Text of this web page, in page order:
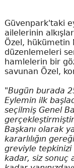
Güvenpark'taki
ailelerinin
Özel, hükümetin
düzenlemeleri
hamlelerin bir
savunan Özel,
"Bugün burada
Eylemin ilk
seçilmiş Genel
Başkanı olarak
kararlılığın
greviyle tepkinizi
kadar, siz sonuç